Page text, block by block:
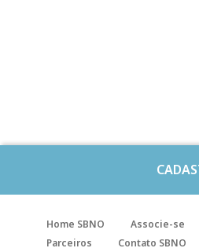
Home SBNO Associe-se
Parceiros
Contato SBNO